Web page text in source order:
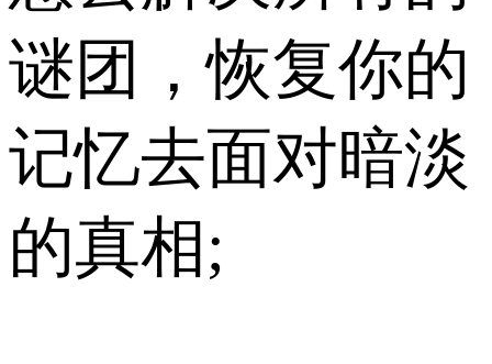
谜团，恢复你的
记忆去面对暗淡
的真相;